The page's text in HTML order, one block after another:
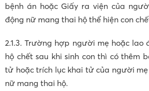
bệnh án hoặc Giấy ra viện của
động nữ mang thai hộ thể hiện con
2.1.3. Trường hợp người mẹ hoặc lao
hộ chết sau khi sinh con thì có thêm
tử hoặc trích lục khai tử của người
nữ mang thai hộ.